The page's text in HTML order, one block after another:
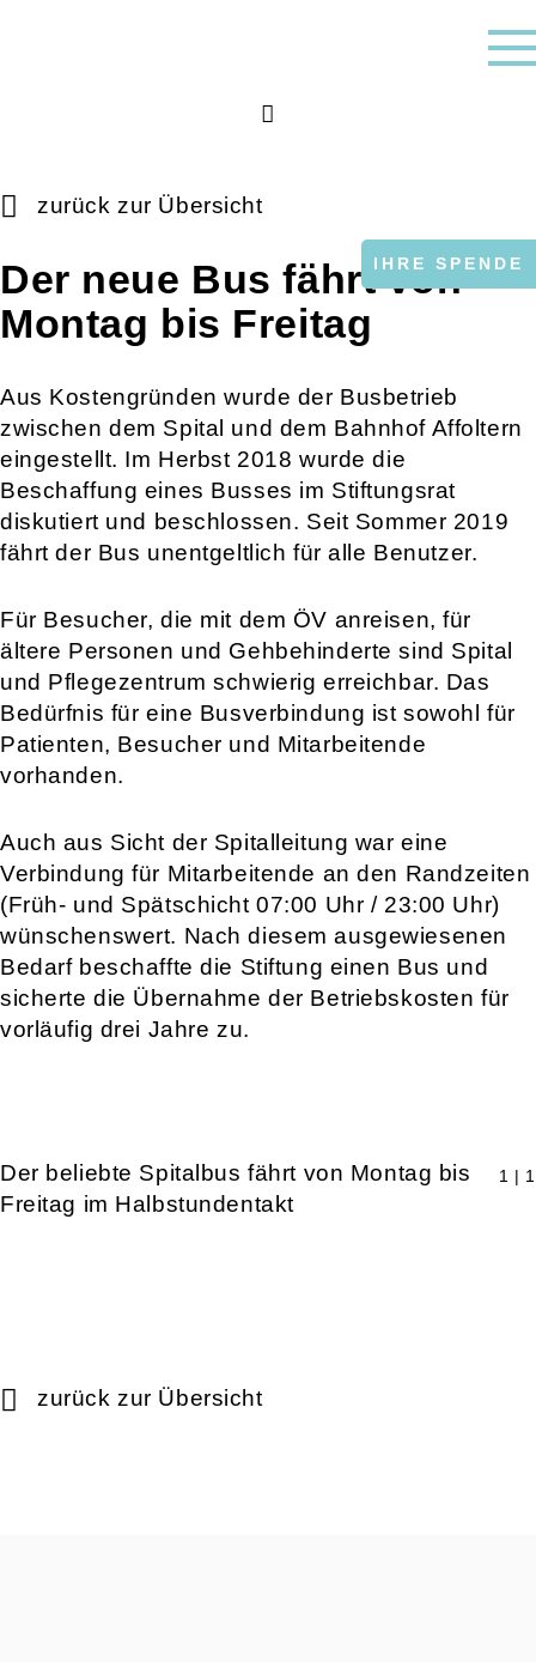
IHRE SPENDE
zurück zur Übersicht
Der neue Bus fährt von
Montag bis Freitag
Aus Kostengründen wurde der Busbetrieb
zwischen dem Spital und dem Bahnhof Affoltern
eingestellt. Im Herbst 2018 wurde die
Beschaffung eines Busses im Stiftungsrat
diskutiert und beschlossen. Seit Sommer 2019
fährt der Bus unentgeltlich für alle Benutzer.
Für Besucher, die mit dem ÖV anreisen, für
ältere Personen und Gehbehinderte sind Spital
und Pflegezentrum schwierig erreichbar. Das
Bedürfnis für eine Busverbindung ist sowohl für
Patienten, Besucher und Mitarbeitende
vorhanden.
Auch aus Sicht der Spitalleitung war eine
Verbindung für Mitarbeitende an den Randzeiten
(Früh- und Spätschicht 07:00 Uhr / 23:00 Uhr)
wünschenswert. Nach diesem ausgewiesenen
Bedarf beschaffte die Stiftung einen Bus und
sicherte die Übernahme der Betriebskosten für
vorläufig drei Jahre zu.
Der beliebte Spitalbus fährt von Montag bis
Freitag im Halbstundentakt
1 | 1
zurück zur Übersicht